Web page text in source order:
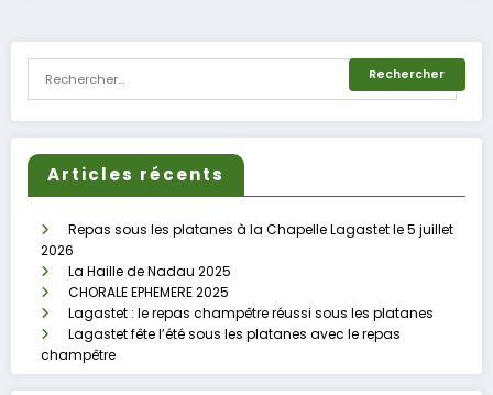
Articles récents
Repas sous les platanes à la Chapelle Lagastet le 5 juillet
2026
La Haille de Nadau 2025
CHORALE EPHEMERE 2025
Lagastet : le repas champêtre réussi sous les platanes
Lagastet fête l’été sous les platanes avec le repas
champêtre